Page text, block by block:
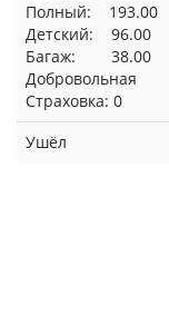
Полный: 193.00
Детский: 96.00
Багаж: 38.00
Добровольная
Страховка: 0
Ушёл